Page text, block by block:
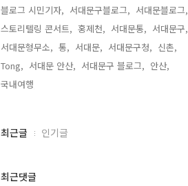
블로그 시민기자, 서대문구블로그, 서대문블로그,
스토리텔링 콘서트, 홍제천, 서대문통, 서대문구,
서대문형무소, 통, 서대문, 서대문구청, 신촌,
Tong, 서대문 안산, 서대문구 블로그, 안산,
국내여행,
최
과
최근글 인기글
최근댓글